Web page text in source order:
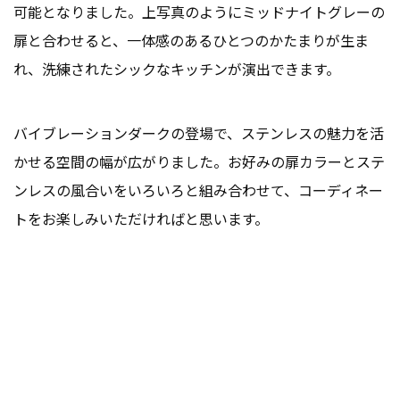
可能となりました。上写真のようにミッドナイトグレーの
扉と合わせると、一体感のあるひとつのかたまりが生ま
れ、洗練されたシックなキッチンが演出できます。
バイブレーションダークの登場で、ステンレスの魅力を活
かせる空間の幅が広がりました。お好みの扉カラーとステ
ンレスの風合いをいろいろと組み合わせて、コーディネー
トをお楽しみいただければと思います。